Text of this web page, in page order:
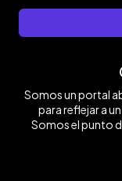
Somos un portal
para reflejar a
Somos el punto